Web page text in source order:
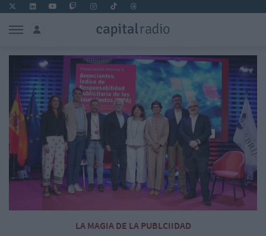
LA MAGIA DE LA PUBLCIIDAD